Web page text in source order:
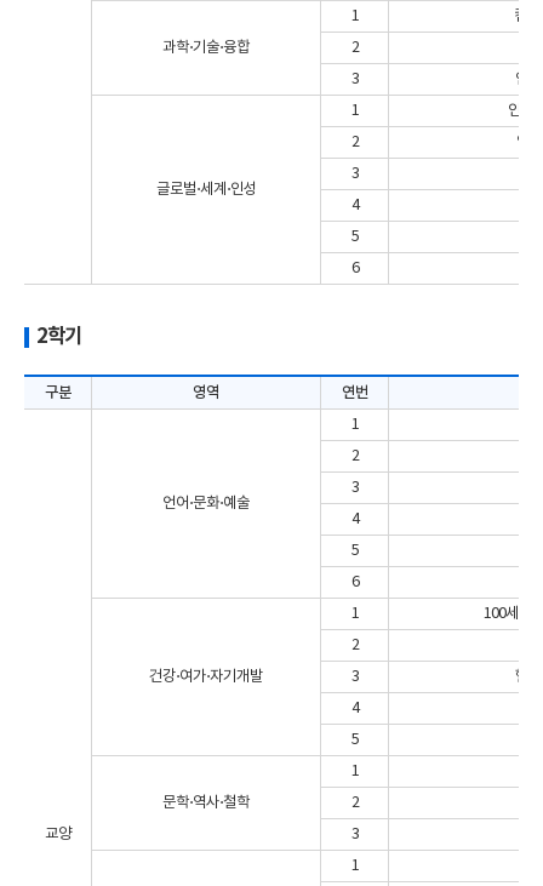
과학⋅기술⋅융합
1
컴
2
3
인
글로벌⋅세계⋅인성
1
인성
2
역
3
4
5
6
2학기
구분 영역 연번
교양
언어⋅문화⋅예술
1
2
3
4
5
6
건강⋅여가⋅자기개발
1
100세인
2
3
헬
4
5
문학⋅역사⋅철학
1
2
3
1